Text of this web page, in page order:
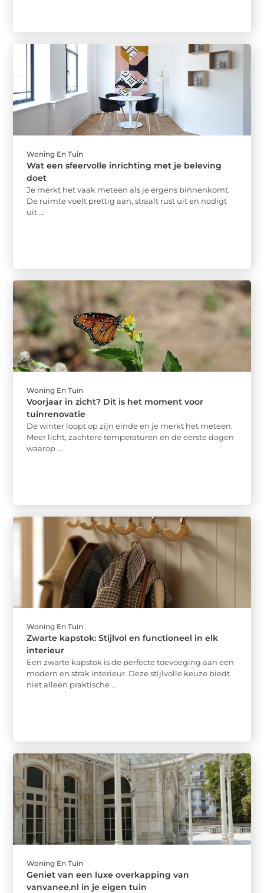
Woning En Tuin
Wat een sfeervolle inrichting met je beleving
doet
Je merkt het vaak meteen als je ergens binnenkomt.
De ruimte voelt prettig aan, straalt rust uit en nodigt
uit ...
Woning En Tuin
Voorjaar in zicht? Dit is het moment voor
tuinrenovatie
De winter loopt op zijn einde en je merkt het meteen.
Meer licht, zachtere temperaturen en de eerste dagen
waarop ...
Woning En Tuin
Zwarte kapstok: Stijlvol en functioneel in elk
interieur
Een zwarte kapstok is de perfecte toevoeging aan een
modern en strak interieur. Deze stijlvolle keuze biedt
niet alleen praktische ...
Woning En Tuin
Geniet van een luxe overkapping van
vanvanee.nl in je eigen tuin